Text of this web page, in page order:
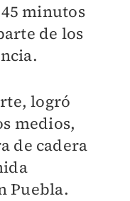
minutos
de los
logró
medios,
de cadera
Puebla.